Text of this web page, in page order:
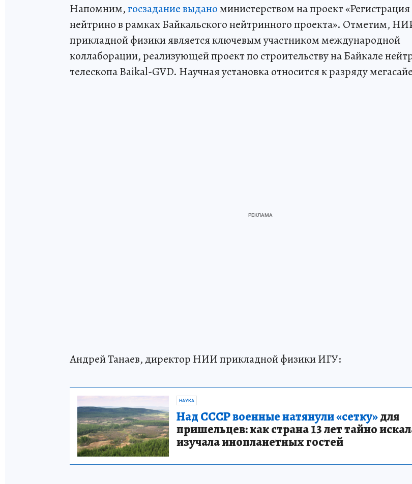
Напомним,госзадание выданоминистерством на проект «Регистрация
нейтрино в рамках Байкальского нейтринного проекта». Отметим,
прикладной физики является ключевым участником международной
коллаборации, реализующей проект по строительству на Байкале
телескопа Baikal-GVD. Научная установка относится к разряду
Андрей Танаев, директор НИИ прикладной физики ИГУ:
НАУКА
Над СССР военные натянули «сетку»для
пришельцев: как страна 13 лет тайно
изучала инопланетных гостей